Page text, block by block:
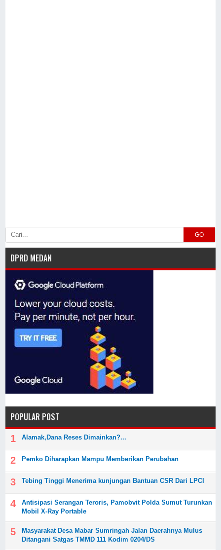
GO
DPRD MEDAN
POPULAR POST
Alamak,Dana Reses Dimainkan?...
Pemko Diharapkan Mampu Memberikan Perubahan
Tebing Tinggi Menerima kunjungan Bantuan CSR Dari LPCI
Antisipasi Serangan Teroris, Pamobvit Polda Sumut Turunkan
Mobil X-Ray Portable
Masyarakat Desa Mabar Sumringah Jalan Daerahnya Mulus
Ditangani Satgas TMMD 111 Kodim 0204/DS